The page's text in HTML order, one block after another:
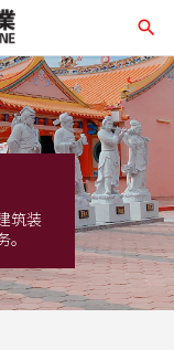
筑装